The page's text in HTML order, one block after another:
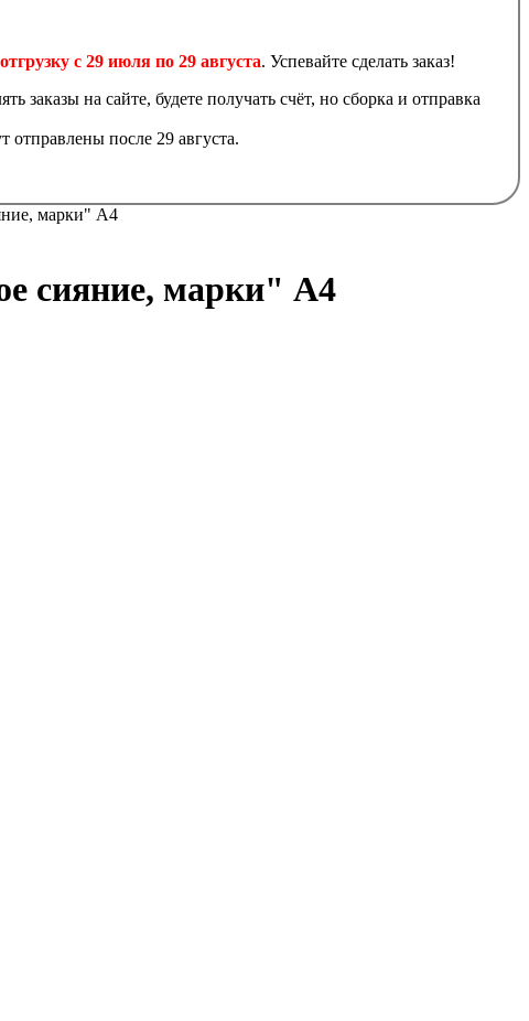
с 29 июля по 29 августа. Успевайте сделать заказ!
заказы на сайте, будете получать счёт, но сборка и отправка
после 29 августа.
марки" А4
сияние, марки" А4